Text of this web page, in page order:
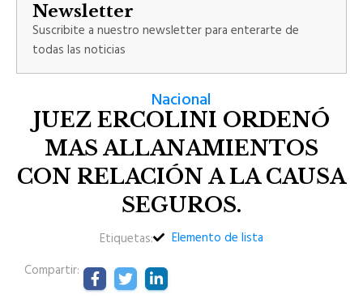
Nacional
JUEZ ERCOLINI ORDENÓ
MAS ALLANAMIENTOS
CON RELACIÓN A LA CAUSA
SEGUROS.
Etiquetas:
Elemento de lista
Compartir:
Newsletter
Suscribite a nuestro newsletter para enterarte de
todas las noticias